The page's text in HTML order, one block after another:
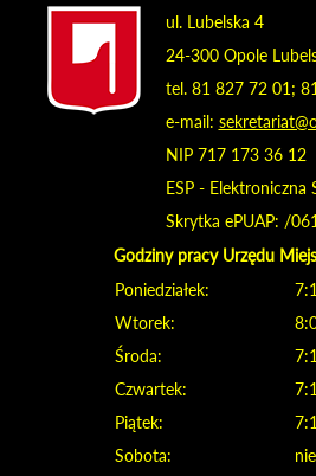
ul. Lubelska 4
24-300 Opole
tel. 81 827 72 01;
e-mail:
NIP 717 173 36 12
ESP - Elektroniczna
Skrytka ePUAP: /
Godziny pracy Urzędu
Poniedziałek:
Wtorek:
Środa:
Czwartek:
Piątek:
Sobota: